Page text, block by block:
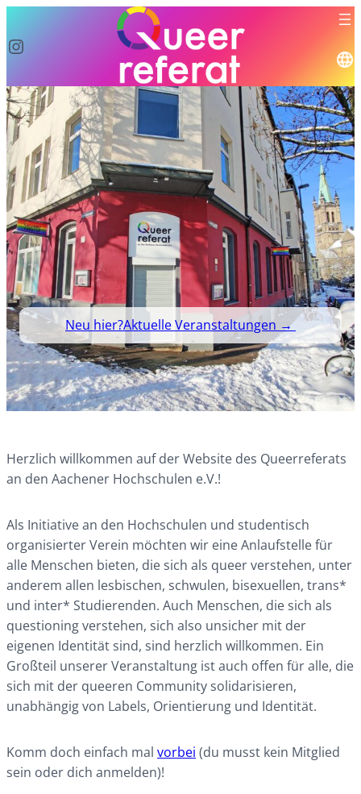
Instagram
Neu hier?Aktuelle Veranstaltungen →
Herzlich willkommen auf der Website des Queerreferats
an den Aachener Hochschulen e.V.!
Als Initiative an den Hochschulen und studentisch
organisierter Verein möchten wir eine Anlaufstelle für
alle Menschen bieten, die sich als queer verstehen, unter
anderem allen lesbischen, schwulen, bisexuellen, trans*
und inter* Studierenden. Auch Menschen, die sich als
questioning verstehen, sich also unsicher mit der
eigenen Identität sind, sind herzlich willkommen. Ein
Großteil unserer Veranstaltung ist auch offen für alle, die
sich mit der queeren Community solidarisieren,
unabhängig von Labels, Orientierung und Identität.
Komm doch einfach mal vorbei (du musst kein Mitglied
sein oder dich anmelden)!